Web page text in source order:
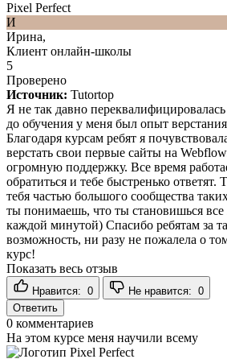
Pixel Perfect
И
Ирина,
Клиент онлайн-школы
5
Проверено
Источник: Tutortop
Я не так давно
до обучения у меня был опыт
Благодаря курсам ребят я
верстать свои первые сайты на
огромную поддержку. Все время
обратиться и тебе быстренько ответят.
тебя частью большого сообщества
ты понимаешь, что ты становишься
каждой минутой) Спасибо ребятам за
возможность, ни разу не пожалела о
курс!
Показать весь отзыв
Нравится: 0 Не нравится: 0
Ответить
0 комментариев
На этом курсе меня научили всему